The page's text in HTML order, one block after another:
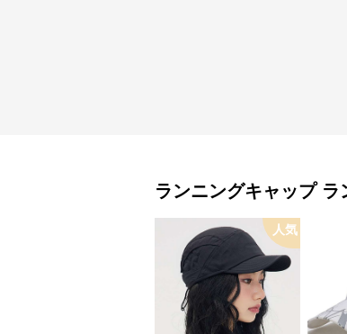
ランニングキャップ ラ
人気